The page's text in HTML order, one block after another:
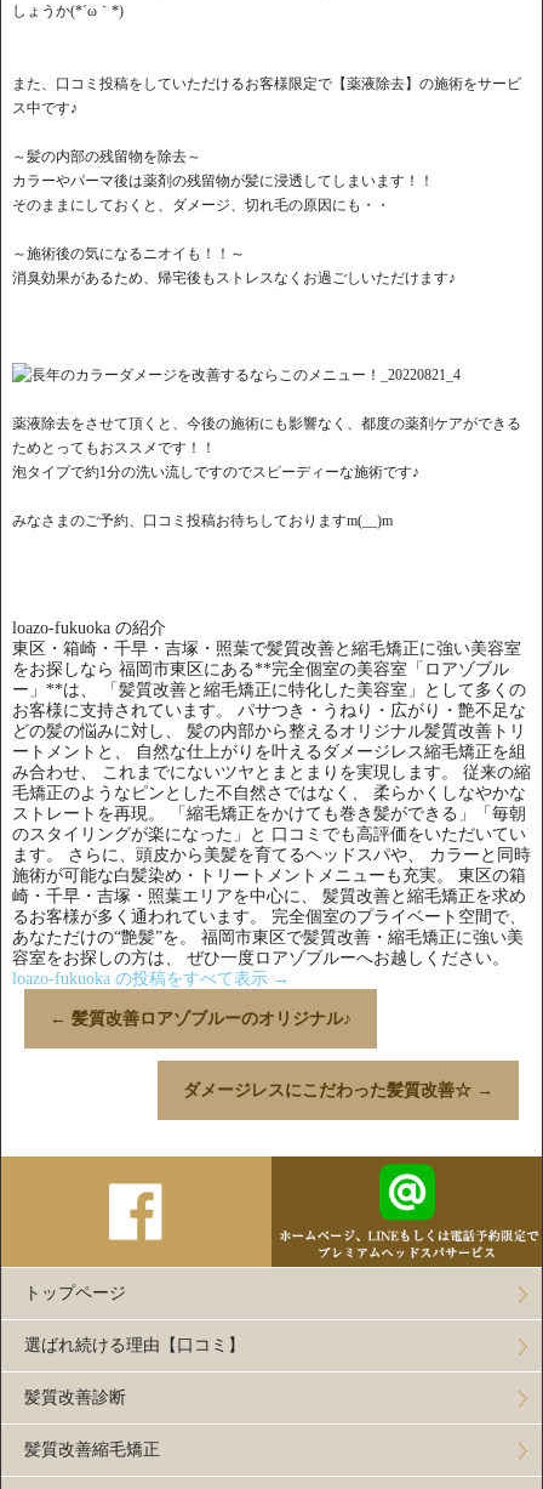
しょうか(*´ω｀*)
また、口コミ投稿をしていただけるお客様限定で【薬液除去】の施術をサービ
ス中です♪
～髪の内部の残留物を除去～
カラーやパーマ後は薬剤の残留物が髪に浸透してしまいます！！
そのままにしておくと、ダメージ、切れ毛の原因にも・・
～施術後の気になるニオイも！！～
消臭効果があるため、帰宅後もストレスなくお過ごしいただけます♪
薬液除去をさせて頂くと、今後の施術にも影響なく、都度の薬剤ケアができる
ためとってもおススメです！！
泡タイプで約1分の洗い流しですのでスピーディーな施術です♪
みなさまのご予約、口コミ投稿お待ちしておりますm(__)m
loazo-fukuoka の紹介
東区・箱崎・千早・吉塚・照葉で髪質改善と縮毛矯正に強い美容室
をお探しなら 福岡市東区にある**完全個室の美容室「ロアゾブル
ー」**は、 「髪質改善と縮毛矯正に特化した美容室」として多くの
お客様に支持されています。 パサつき・うねり・広がり・艶不足な
どの髪の悩みに対し、 髪の内部から整えるオリジナル髪質改善トリ
ートメントと、 自然な仕上がりを叶えるダメージレス縮毛矯正を組
み合わせ、 これまでにないツヤとまとまりを実現します。 従来の縮
毛矯正のようなピンとした不自然さではなく、 柔らかくしなやかな
ストレートを再現。 「縮毛矯正をかけても巻き髪ができる」「毎朝
のスタイリングが楽になった」と 口コミでも高評価をいただいてい
ます。 さらに、頭皮から美髪を育てるヘッドスパや、 カラーと同時
施術が可能な白髪染め・トリートメントメニューも充実。 東区の箱
崎・千早・吉塚・照葉エリアを中心に、 髪質改善と縮毛矯正を求め
るお客様が多く通われています。 完全個室のプライベート空間で、
あなただけの“艶髪”を。 福岡市東区で髪質改善・縮毛矯正に強い美
容室をお探しの方は、 ぜひ一度ロアゾブルーへお越しください。
loazo-fukuoka の投稿をすべて表示 →
← 髪質改善ロアゾブルーのオリジナル♪
ダメージレスにこだわった髪質改善☆ →
トップページ
選ばれ続ける理由【口コミ】
髪質改善診断
髪質改善縮毛矯正